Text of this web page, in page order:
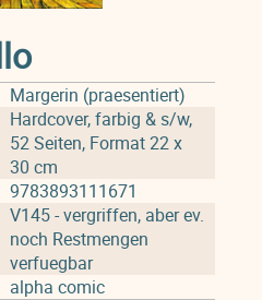
Margerin (praesentiert)
Hardcover, farbig & s/w,
52 Seiten, Format 22 x
30 cm
9783893111671
V145 - vergriffen, aber ev.
noch Restmengen
verfuegbar
alpha comic